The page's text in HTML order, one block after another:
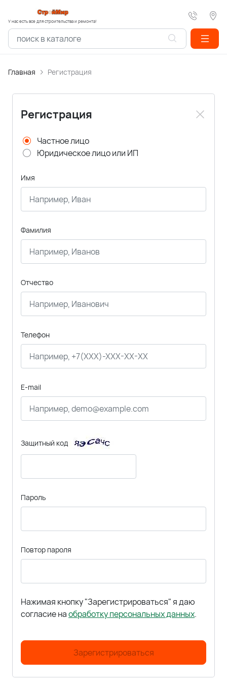
У нас есть все для строительства и ремонта!
Главная Регистрация
Регистрация
Частное лицо
Юридическое лицо или ИП
Имя
Фамилия
Отчество
Телефон
E-mail
Защитный код
Пароль
Повтор пароля
Нажимая кнопку "Зарегистрироваться" я даю
согласие наобработку персональных данных.
Зарегистрироваться